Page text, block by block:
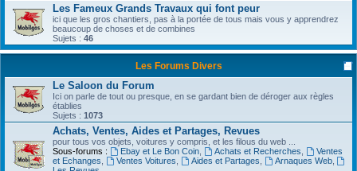
Les Fameux Grands Travaux qui font peur
ici que les gros chantiers, pas à la portée de tous mais vous y apprendrez
beaucoup de choses et de combines
Sujets : 46
Les Forums Divers
Le Saloon du Forum
Ici on parle de tout ou presque, en se gardant bien de déroger aux règles
établies
Sujets : 1073
Achats, Ventes, Aides et Partages, Revues
pour tous vos objets, voitures y compris, et les filous du web ...
Sous-forums :
Ebay et Le Bon Coin, Achats et Recherches
Ventes
et Echanges
Ventes Voitures Aides et Partages Arnaques Web,